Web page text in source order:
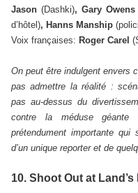
Jason(Dashki), Gary Owens
d’hôtel), Hanns Manship
Voix françaises: Roger Carel
On peut être indulgent envers
pas admettre la réalité :
pas au-dessus du
contre la méduse géante
prétendument importante
d’un unique reporter et de
10. Shoot Out at